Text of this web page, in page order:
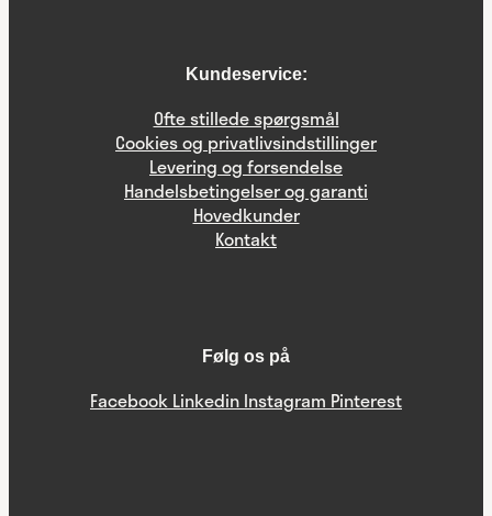
Kundeservice:
Ofte stillede spørgsmål
Cookies og privatlivsindstillinger
Levering og forsendelse
Handelsbetingelser og garanti
Hovedkunder
Kontakt
Følg os på
Facebook Linkedin Instagram Pinterest